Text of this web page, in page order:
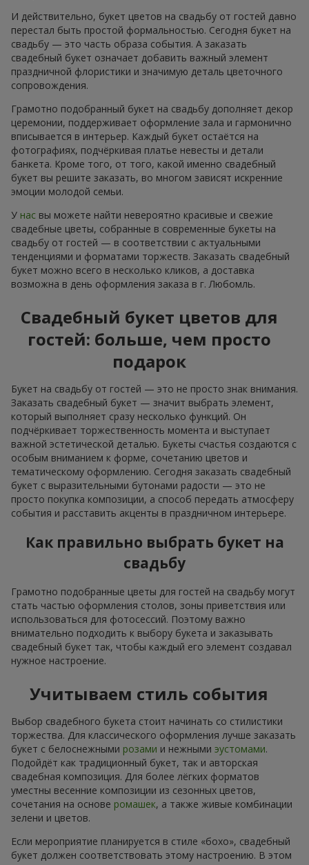
И действительно, букет цветов на свадьбу от гостей давно
перестал быть простой формальностью. Сегодня букет на
свадьбу — это часть образа события. А заказать
свадебный букет означает добавить важный элемент
праздничной флористики и значимую деталь цветочного
сопровождения.
Грамотно подобранный букет на свадьбу дополняет декор
церемонии, поддерживает оформление зала и гармонично
вписывается в интерьер. Каждый букет остаётся на
фотографиях, подчёркивая платье невесты и детали
банкета. Кроме того, от того, какой именно свадебный
букет вы решите заказать, во многом зависят искренние
эмоции молодой семьи.
У нас вы можете найти невероятно красивые и свежие
свадебные цветы, собранные в современные букеты на
свадьбу от гостей — в соответствии с актуальными
тенденциями и форматами торжеств. Заказать свадебный
букет можно всего в несколько кликов, а доставка
возможна в день оформления заказа в г. Любомль.
Свадебный букет цветов для
гостей: больше, чем просто
подарок
Букет на свадьбу от гостей — это не просто знак внимания.
Заказать свадебный букет — значит выбрать элемент,
который выполняет сразу несколько функций. Он
подчёркивает торжественность момента и выступает
важной эстетической деталью. Букеты счастья создаются с
особым вниманием к форме, сочетанию цветов и
тематическому оформлению. Сегодня заказать свадебный
букет с выразительными бутонами радости — это не
просто покупка композиции, а способ передать атмосферу
события и расставить акценты в праздничном интерьере.
Как правильно выбрать букет на
свадьбу
Грамотно подобранные цветы для гостей на свадьбу могут
стать частью оформления столов, зоны приветствия или
использоваться для фотосессий. Поэтому важно
внимательно подходить к выбору букета и заказывать
свадебный букет так, чтобы каждый его элемент создавал
нужное настроение.
Учитываем стиль события
Выбор свадебного букета стоит начинать со стилистики
торжества. Для классического оформления лучше заказать
букет с белоснежными розами и нежными эустомами.
Подойдёт как традиционный букет, так и авторская
свадебная композиция. Для более лёгких форматов
уместны весенние композиции из сезонных цветов,
сочетания на основе ромашек, а также живые комбинации
зелени и цветов.
Если мероприятие планируется в стиле «бохо», свадебный
букет должен соответствовать этому настроению. В этом